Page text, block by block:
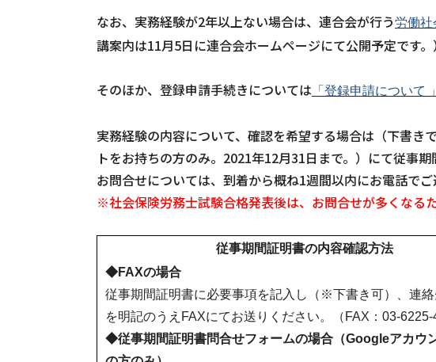
なお、実務経験が2年以上ない場合は、連合会が行う労働社
講案内は11月5日に連合会ホームページにて公開予定です。
そのほか、登録申請手続きについては 「登録申請について 」
実務経験の内容について、確認を希望する場合は（下書き
トをお持ちの方のみ。2021年12月31日まで。）にて従事期
お問合せについては、到着から概ね1週間以内にお電話でご
※社会保険労務士試験合格発表後は、お問合せが多くなる
従事期間証明書の内容確認方法
◆FAXの場合
従事期間証明書に必要事項を記入し（※下書き可）、連
を明記のうえFAXにてお送りください。（FAX：03-6225-
◆従事期間証明書問合せフォームの場合（Googleアカウ